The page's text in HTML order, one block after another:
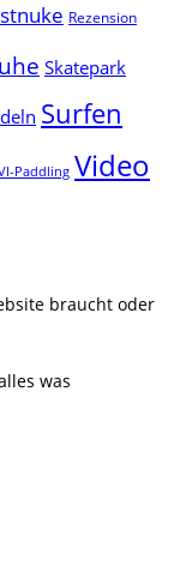
Rezension
Skatepark
Surfen
Paddling Video
braucht oder
was